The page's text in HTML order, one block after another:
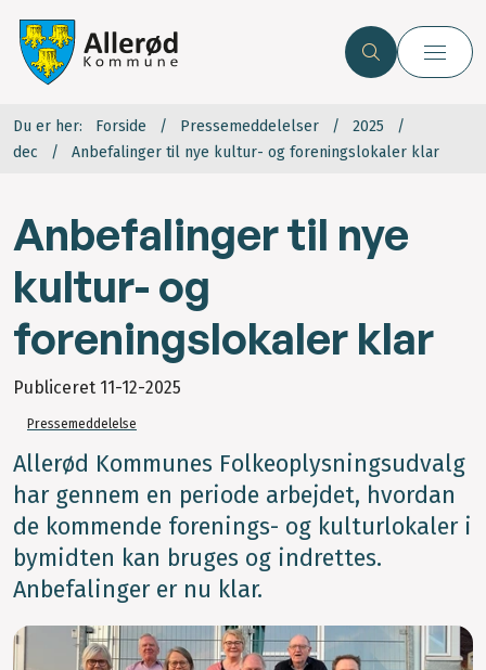
Du er her: Forside Pressemeddelelser
2025
dec
Anbefalinger til nye kultur- og foreningslokaler klar
Anbefalinger til nye
kultur- og
foreningslokaler klar
Publiceret 11-12-2025
Pressemeddelelse
Allerød Kommunes Folkeoplysningsudvalg
har gennem en periode arbejdet, hvordan
de kommende forenings- og kulturlokaler i
bymidten kan bruges og indrettes.
Anbefalinger er nu klar.